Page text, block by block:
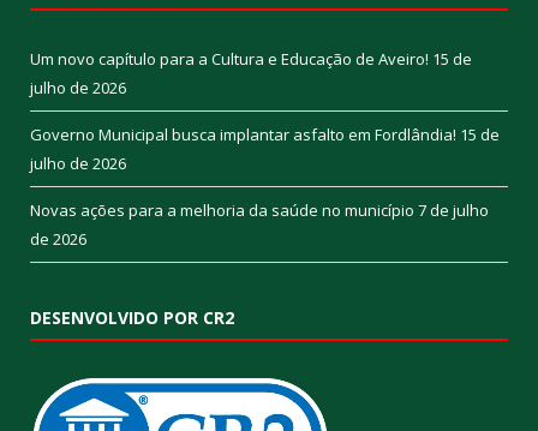
Um novo capítulo para a Cultura e Educação de Aveiro! 15 de
julho de 2026
Governo Municipal busca implantar asfalto em Fordlândia! 15 de
julho de 2026
Novas ações para a melhoria da saúde no município 7 de julho
de 2026
DESENVOLVIDO POR CR2